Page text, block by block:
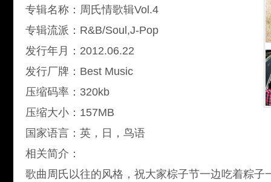
专辑名称：周氏情歌辑Vol.4
专辑流派：R&B/Soul,J-Pop
发行年月：2012.06.22
发行厂牌：Best Music
压缩码率：320kb
压缩大小：157MB
国家语言：英，日，鸟语
相关简介：
歌曲周氏以往的风格，祝大家棕子节一边吃着粽子